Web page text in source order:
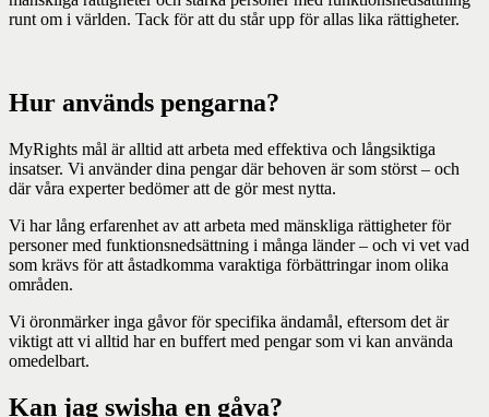
runt om i världen. Tack för att du står upp för allas lika rättigheter.
Hur används pengarna?
MyRights mål är alltid att arbeta med effektiva och långsiktiga
insatser. Vi använder dina pengar där behoven är som störst – och
där våra experter bedömer att de gör mest nytta.
Vi har lång erfarenhet av att arbeta med mänskliga rättigheter för
personer med funktionsnedsättning i många länder – och vi vet vad
som krävs för att åstadkomma varaktiga förbättringar inom olika
områden.
Vi öronmärker inga gåvor för specifika ändamål, eftersom det är
viktigt att vi alltid har en buffert med pengar som vi kan använda
omedelbart.
Kan jag swisha en gåva?